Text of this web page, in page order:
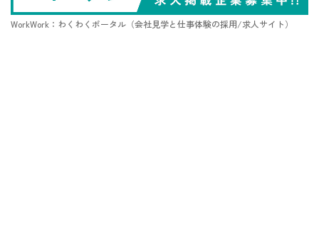
WorkWork：わくわくポータル（会社見学と仕事体験の採用/求人サイト）